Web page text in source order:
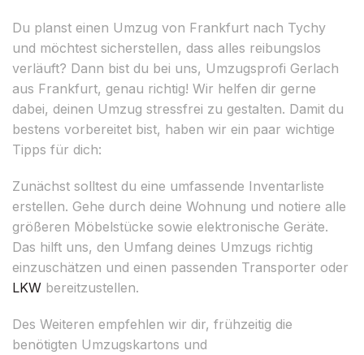
Du planst einen Umzug von Frankfurt nach Tychy
und möchtest sicherstellen, dass alles reibungslos
verläuft? Dann bist du bei uns, Umzugsprofi Gerlach
aus Frankfurt, genau richtig! Wir helfen dir gerne
dabei, deinen Umzug stressfrei zu gestalten. Damit du
bestens vorbereitet bist, haben wir ein paar wichtige
Tipps für dich:
Zunächst solltest du eine umfassende Inventarliste
erstellen. Gehe durch deine Wohnung und notiere alle
größeren Möbelstücke sowie elektronische Geräte.
Das hilft uns, den Umfang deines Umzugs richtig
einzuschätzen und einen passenden Transporter oder
LKW bereitzustellen.
Des Weiteren empfehlen wir dir, frühzeitig die
benötigten Umzugskartons und